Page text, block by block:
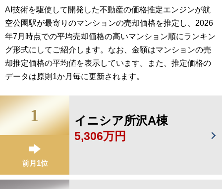
AI技術を駆使して開発した不動産の価格推定エンジンが航
空公園駅が最寄りのマンションの売却価格を推定し、2026
年7月時点での平均売却価格の高いマンション順にランキン
グ形式にしてご紹介します。なお、金額はマンションの売
却推定価格の平均値を表示しています。また、推定価格の
データは原則1か月毎に更新されます。
1
前月1位
イニシア所沢A棟
5,306万円